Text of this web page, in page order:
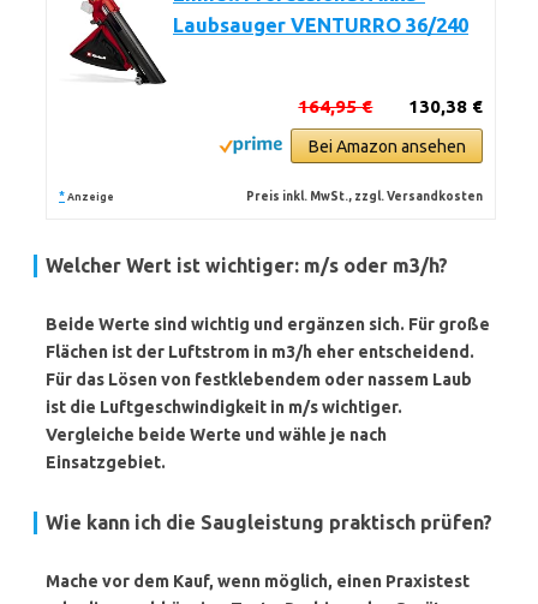
Laubsauger VENTURRO 36/240
130,38 €
164,95 €
Bei Amazon ansehen
* Anzeige Preis inkl. MwSt., zzgl. Versandkosten
Welcher Wert ist wichtiger: m/s oder m3/h?
Beide Werte sind wichtig und ergänzen sich. Für große
Flächen ist der Luftstrom in m3/h eher entscheidend.
Für das Lösen von festklebendem oder nassem Laub
ist die Luftgeschwindigkeit in m/s wichtiger.
Vergleiche beide Werte und wähle je nach
Einsatzgebiet.
Wie kann ich die Saugleistung praktisch prüfen?
Mache vor dem Kauf, wenn möglich, einen Praxistest